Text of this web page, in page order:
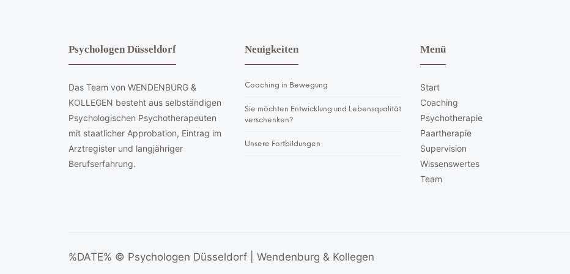
Psychologen Düsseldorf
Das Team von WENDENBURG &
KOLLEGEN besteht aus selbständigen
Psychologischen Psychotherapeuten
mit staatlicher Approbation, Eintrag im
Arztregister und langjähriger
Berufserfahrung.
Neuigkeiten
Coaching in Bewegung
Sie möchten Entwicklung und Lebensqualität
verschenken?
Unsere Fortbildungen
Menü
Start
Coaching
Psychotherapie
Paartherapie
Supervision
Wissenswertes
Team
%DATE% © Psychologen Düsseldorf | Wendenburg & Kollegen